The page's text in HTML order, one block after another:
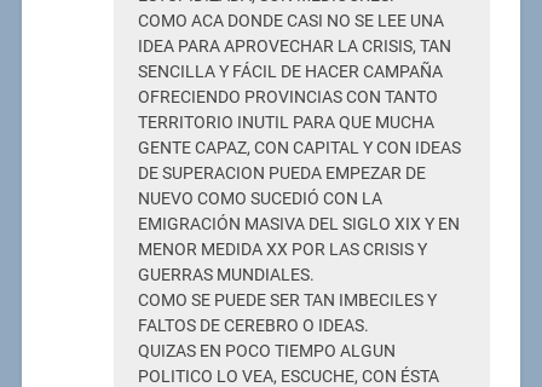
COMO ACA DONDE CASI NO SE LEE UNA
IDEA PARA APROVECHAR LA CRISIS, TAN
SENCILLA Y FÁCIL DE HACER CAMPAÑA
OFRECIENDO PROVINCIAS CON TANTO
TERRITORIO INUTIL PARA QUE MUCHA
GENTE CAPAZ, CON CAPITAL Y CON IDEAS
DE SUPERACION PUEDA EMPEZAR DE
NUEVO COMO SUCEDIÓ CON LA
EMIGRACIÓN MASIVA DEL SIGLO XIX Y EN
MENOR MEDIDA XX POR LAS CRISIS Y
GUERRAS MUNDIALES.
COMO SE PUEDE SER TAN IMBECILES Y
FALTOS DE CEREBRO O IDEAS.
QUIZAS EN POCO TIEMPO ALGUN
POLITICO LO VEA, ESCUCHE, CON ÉSTA